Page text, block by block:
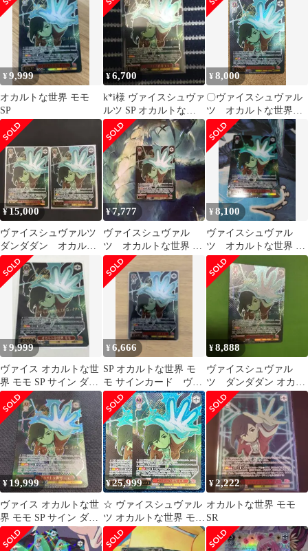
詩音金箔押しサイン入
り)
¥9,999
オカルトな世界 モモ
SP
¥6,700
k*i様 ヴァイスシュヴァ
ルツ SP オカルトな世
界 モモ サインカード
¥8,000
〇ヴァイスシュヴァル
ツ オカルトな世界モ
モ サイン SP
DDD/S129-044
¥15,000
ヴァイスシュヴァルツ
ダンダダン オカルト
な世界 モモ SP 2枚
¥7,777
ヴァイスシュヴァル
ツ オカルトな世界 モ
モ SP サイン
¥8,100
ヴァイスシュヴァル
ツ オカルトな世界 モ
モ SP サイン
¥9,999
ヴァイス オカルトな世
界 モモ SP サイン ダン
ダダン vol.2
¥6,666
SP オカルトな世界 モ
モ サインカード ヴァ
イスシュヴァルツ
¥8,888
ヴァイスシュヴァル
ツ ダンダダン オカル
トな世界 モモ SP サ
イン
¥ 19,999
ヴァイス オカルトな世
界 モモ SP サイン ダン
ダダン vol.2
¥25,999
☆ ヴァイスシュヴァル
ツ オカルトな世界 モモ
SP(サイン) DDD/S129-
044SP 2枚 ☆
¥2,222
オカルトな世界 モモ
SR